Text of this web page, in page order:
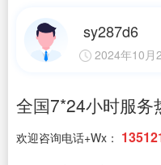
sy287d6
2024年10月
全国7*24小时服务
欢迎咨询电话+Wx：